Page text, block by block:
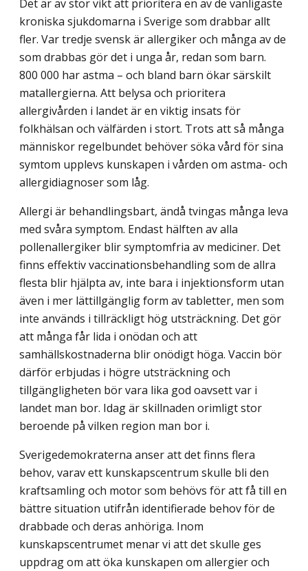
Det är av stor vikt att prioritera en av de vanligaste
kroniska sjukdomarna i Sverige som drabbar allt
fler. Var tredje svensk är allergiker och många av de
som drabbas gör det i unga år, redan som barn.
800 000 har astma – och bland barn ökar särskilt
matallergierna. Att belysa och prioritera
allergivården i landet är en viktig insats för
folkhälsan och välfärden i stort. Trots att så många
människor regelbundet behöver söka vård för sina
symtom upplevs kunskapen i vården om astma- och
allergidiagnoser som låg.
Allergi är behandlingsbart, ändå tvingas många leva
med svåra symptom. Endast hälften av alla
pollenallergiker blir symptomfria av mediciner. Det
finns effektiv vaccinationsbehandling som de allra
flesta blir hjälpta av, inte bara i injektionsform utan
även i mer lättillgänglig form av tabletter, men som
inte används i tillräckligt hög utsträckning. Det gör
att många får lida i onödan och att
samhällskostnaderna blir onödigt höga. Vaccin bör
därför erbjudas i högre utsträckning och
tillgängligheten bör vara lika god oavsett var i
landet man bor. Idag är skillnaden orimligt stor
beroende på vilken region man bor i.
Sverigedemokraterna anser att det finns flera
behov, varav ett kunskapscentrum skulle bli den
kraftsamling och motor som behövs för att få till en
bättre situation utifrån identifierade behov för de
drabbade och deras anhöriga. Inom
kunskapscentrumet menar vi att det skulle ges
uppdrag om att öka kunskapen om allergier och